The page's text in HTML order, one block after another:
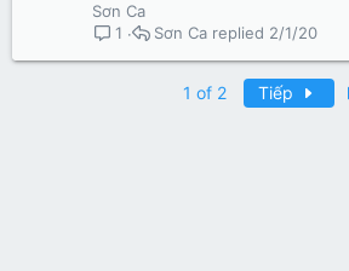
Sơn Ca
1
2/1/20
Sơn Ca
1 of 2 Tiếp